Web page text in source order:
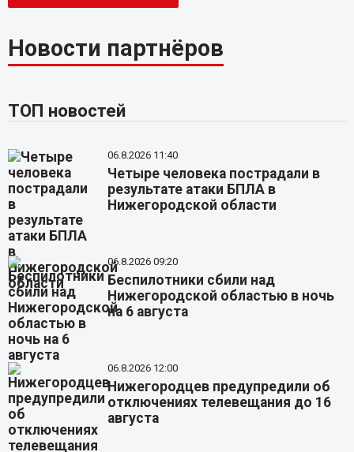
Новости партнёров
ТОП новостей
06.8.2026 11:40
Четыре человека пострадали в
результате атаки БПЛА в
Нижегородской области
06.8.2026 09:20
Беспилотники сбили над
Нижегородской областью в ночь
на 6 августа
06.8.2026 12:00
Нижегородцев предупредили об
отключениях телевещания до 16
августа